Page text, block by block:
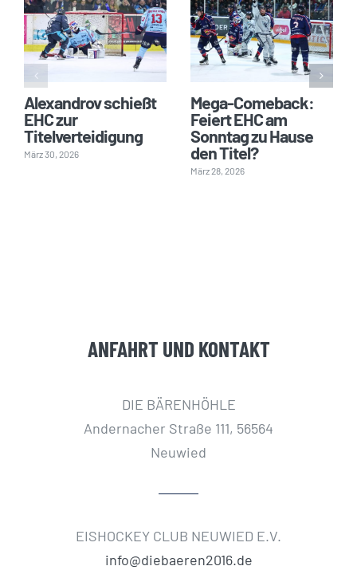
Alexandrov schießt
EHC zur
Titelverteidigung
März 30, 2026
Mega-Comeback:
Feiert EHC am
Sonntag zu Hause
den Titel?
März 28, 2026
ANFAHRT UND KONTAKT
DIE BÄRENHÖHLE
Andernacher Straße 111, 56564
Neuwied
EISHOCKEY CLUB NEUWIED E.V.
info@diebaeren2016.de